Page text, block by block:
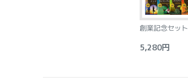
創業記念セット
5,280円